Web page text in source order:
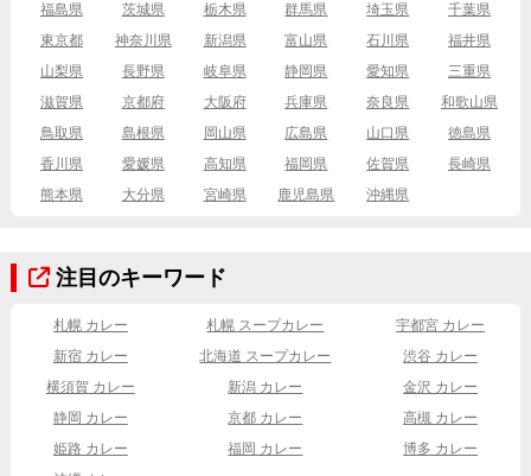
福島県
茨城県 栃木県 群馬県 埼玉県
千葉県
東京都
神奈川県 新潟県 富山県 石川県
福井県
山梨県
長野県 岐阜県 静岡県 愛知県
三重県
滋賀県
京都府 大阪府 兵庫県 奈良県
和歌山県
鳥取県
島根県 岡山県 広島県 山口県
徳島県
香川県
愛媛県 高知県 福岡県 佐賀県
長崎県
熊本県
大分県 宮崎県 鹿児島県 沖縄県
注目のキーワード
札幌 カレー 札幌 スープカレー
宇都宮 カレー
新宿 カレー
北海道 スープカレー
渋谷 カレー
横須賀 カレー
新潟 カレー
金沢 カレー
静岡 カレー
京都 カレー
高槻 カレー
姫路 カレー
福岡 カレー
博多 カレー